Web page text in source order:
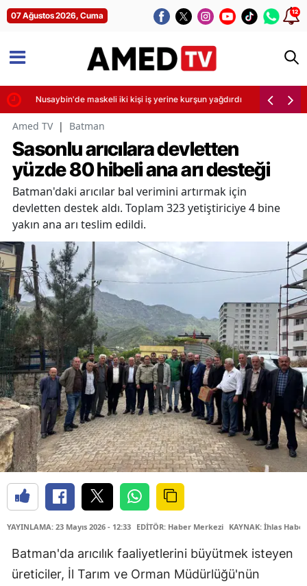
07 Ağustos 2026, Cuma 12
Nusaybin'de maskeli iki kişi iş yerine kurşun yağdırdı
Amed TV | Batman
Sasonlu arıcılara devletten
yüzde 80 hibeli ana arı desteği
Batman'daki arıcılar bal verimini artırmak için
devletten destek aldı. Toplam 323 yetiştiriciye 4 bine
yakın ana arı teslim edildi.
YAYINLAMA: 23 Mayıs 2026 - 12:33 EDİTÖR: Haber Merkezi KAYNAK: İhlas
Batman'da arıcılık faaliyetlerini büyütmek isteyen
üreticiler, İl Tarım ve Orman Müdürlüğü'nün